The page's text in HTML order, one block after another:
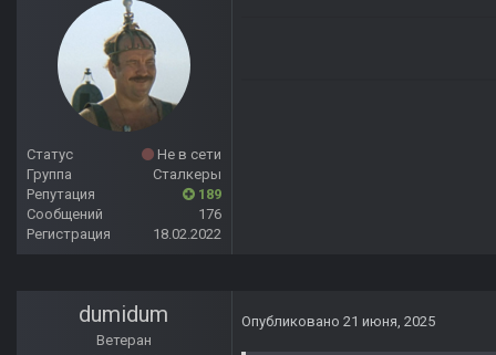
Статус
Не в сети
Группа
Сталкеры
Репутация
189
Сообщений
176
Регистрация
18.02.2022
dumidum
Ветеран
Опубликовано 21 июня, 2025